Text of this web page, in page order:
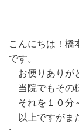
こんにちは！
です。
お便りありが
当院でもその
それを１０分
以上ですがま